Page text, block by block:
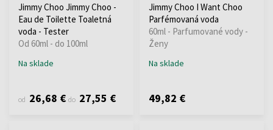
Jimmy Choo Jimmy Choo -
Eau de Toilette Toaletná
voda - Tester
Od 60ml - do 100ml
Na sklade
od 26,68 € do 27,55 €
Jimmy Choo I Want Choo
Parfémovaná voda
60ml - Parfumované vody -
Ženy
Na sklade
49,82 €